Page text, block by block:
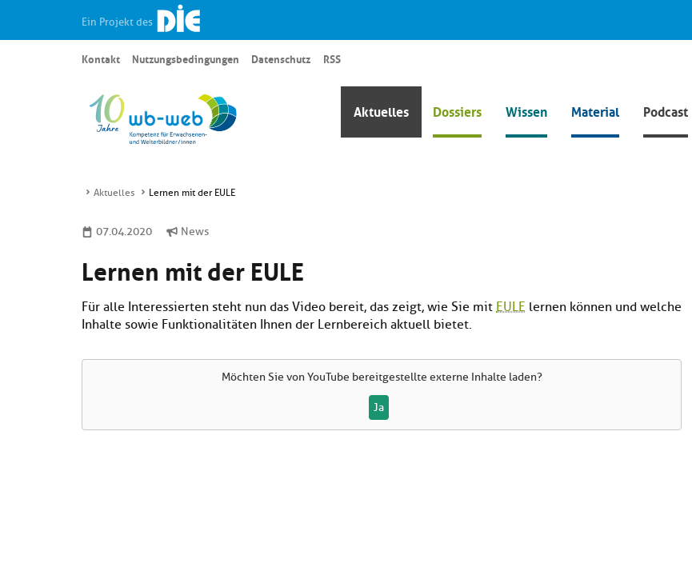
Ein Projekt des
Aktuelles Dossiers Wissen Material Podcast
Kontakt Nutzungsbedingungen Datenschutz RSS
Aktuelles Lernen mit der EULE
07.04.2020 News
Lernen mit der EULE
Für alle Interessierten steht nun das Video bereit, das zeigt, wie Sie mit EULE lernen können und welche
Inhalte sowie Funktionalitäten Ihnen der Lernbereich aktuell bietet.
Möchten Sie vonYouTube bereitgestellte externe Inhalte laden?
Ja